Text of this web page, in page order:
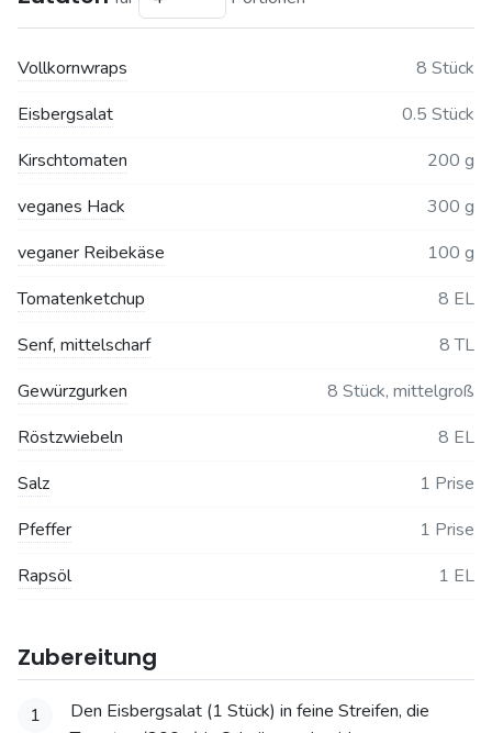
Vollkornwraps
8 Stück
Eisbergsalat
0.5 Stück
Kirschtomaten
200 g
veganes Hack
300 g
veganer Reibekäse
100 g
Tomatenketchup
8 EL
Senf, mittelscharf
8 TL
Gewürzgurken
8 Stück, mittelgroß
Röstzwiebeln
8 EL
Salz
1 Prise
Pfeffer
1 Prise
Rapsöl
1 EL
Zubereitung
1
Den Eisbergsalat (1 Stück) in feine Streifen, die